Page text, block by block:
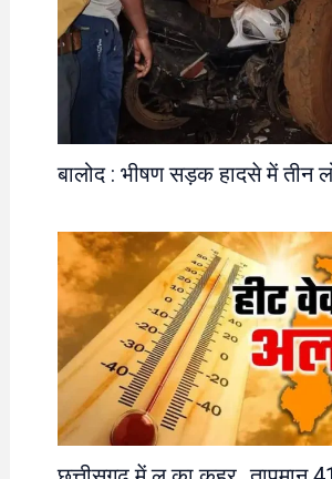
बालोद : भीषण सड़क हादसे में तीन